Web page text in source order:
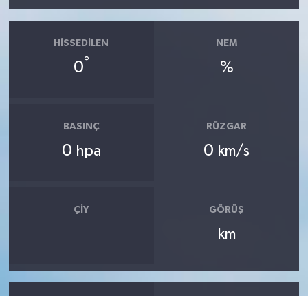
HISSEDILEN
0°
NEM
%
BASINÇ
0 hpa
RÜZGAR
0 km/s
ÇIY GÖRÜŞ
km